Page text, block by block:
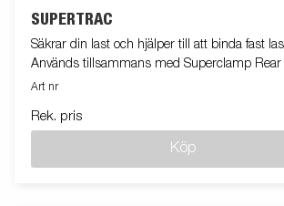
SUPERTRAC
Säkrar din last och hjälper till att binda fast
Används tillsammans med Superclamp Rear
Art nr
Rek. pris
Köp